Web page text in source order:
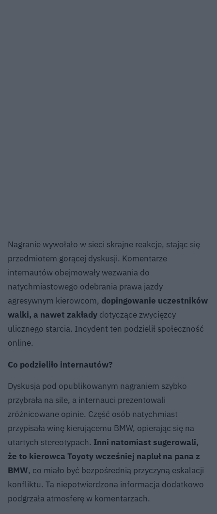
Nagranie wywołało w sieci skrajne reakcje, stając się
przedmiotem gorącej dyskusji. Komentarze
internautów obejmowały wezwania do
natychmiastowego odebrania prawa jazdy
agresywnym kierowcom, dopingowanie uczestników
walki, a nawet zakłady dotyczące zwycięzcy
ulicznego starcia. Incydent ten podzielił społeczność
online.
Co podzieliło internautów?
Dyskusja pod opublikowanym nagraniem szybko
przybrała na sile, a internauci prezentowali
zróżnicowane opinie. Część osób natychmiast
przypisała winę kierującemu BMW, opierając się na
utartych stereotypach. Inni natomiast sugerowali,
że to kierowca Toyoty wcześniej napluł na pana z
BMW, co miało być bezpośrednią przyczyną eskalacji
konfliktu. Ta niepotwierdzona informacja dodatkowo
podgrzała atmosferę w komentarzach.